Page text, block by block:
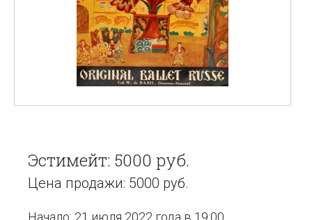
Эстимейт: 5000 руб.
Цена продажи: 5000 руб.
Начало: 21 июля 2022 года в 19:00